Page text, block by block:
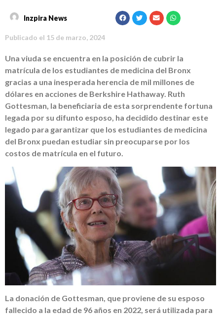
Inzpira News
Publicado el 15 de marzo, 2024
Una viuda se encuentra en la posición de cubrir la
matrícula de los estudiantes de medicina del Bronx
gracias a una inesperada herencia de mil millones de
dólares en acciones de Berkshire Hathaway. Ruth
Gottesman, la beneficiaria de esta sorprendente fortuna
legada por su difunto esposo, ha decidido destinar este
legado para garantizar que los estudiantes de medicina
del Bronx puedan estudiar sin preocuparse por los
costos de matrícula en el futuro.
La donación de Gottesman, que proviene de su esposo
fallecido a la edad de 96 años en 2022, será utilizada para